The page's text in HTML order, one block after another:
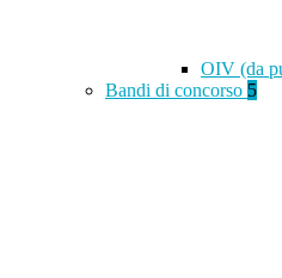
OIV (da
Bandi di concorso 5